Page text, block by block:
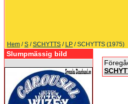
Hem /S /SCHYTTS / LP / SCHYTTS (1975)
Slumpmässig bild